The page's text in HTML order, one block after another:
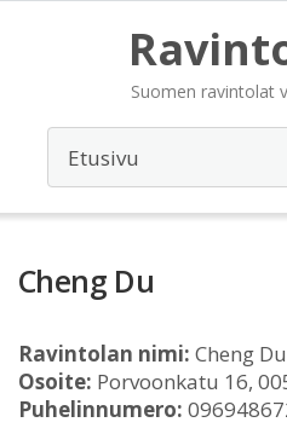
Suomen ravintolat
Cheng Du
Ravintolan nimi: Cheng Du
Osoite: Porvoonkatu 16,
Puhelinnumero: